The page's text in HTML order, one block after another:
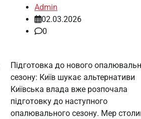
Admin
02.03.2026
0
Підготовка до нового
сезону: Київ шукає альтернативи
Київська влада вже розпочала
підготовку до наступного
опалювального сезону. Мер